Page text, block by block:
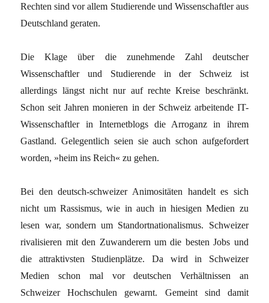
Rechten sind vor allem Studierende und Wissenschaftler aus
Deutschland geraten.
Die Klage über die zunehmende Zahl deutscher
Wissenschaftler und Studierende in der Schweiz ist
allerdings längst nicht nur auf rechte Kreise beschränkt.
Schon seit Jahren monieren in der Schweiz arbeitende IT-
Wissenschaftler in Internetblogs die Arroganz in ihrem
Gastland. Gelegentlich seien sie auch schon aufgefordert
worden, »heim ins Reich« zu gehen.
Bei den deutsch-schweizer Animositäten handelt es sich
nicht um Rassismus, wie in auch in hiesigen Medien zu
lesen war, sondern um Standortnationalismus. Schweizer
rivalisieren mit den Zuwanderern um die besten Jobs und
die attraktivsten Studienplätze. Da wird in Schweizer
Medien schon mal vor deutschen Verhältnissen an
Schweizer Hochschulen gewarnt. Gemeint sind damit